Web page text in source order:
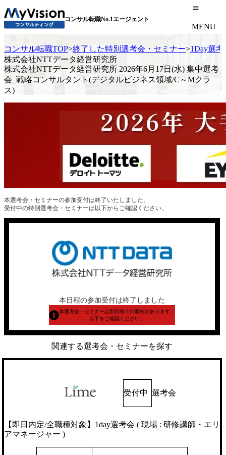
コンサル転職No.1エージェント
MENU
コンサル転職TOP>終了した特別選考会・セミナー>1Day選考
株式会社NTTデータ経営研究所
株式会社NTTデータ経営研究所 2026年6月17日(水) 集中選考
会_戦略コンサルタント(デジタルビジネス領域/C～Mクラ
ス)
本選考会・セミナーの参加受付は終了いたしました。
受付中の特別選考会・セミナーは以下からご確認ください。
本日程の参加受付は終了しました
本選考会・セミナーは別日程での開催があります。
以下をご確認ください。
関連する選考会・セミナーを探す
受付中 選考会
【即日内定/全職種対象】1day選考会 ( 現場 : 研修講師・エリ
アマネージャー )